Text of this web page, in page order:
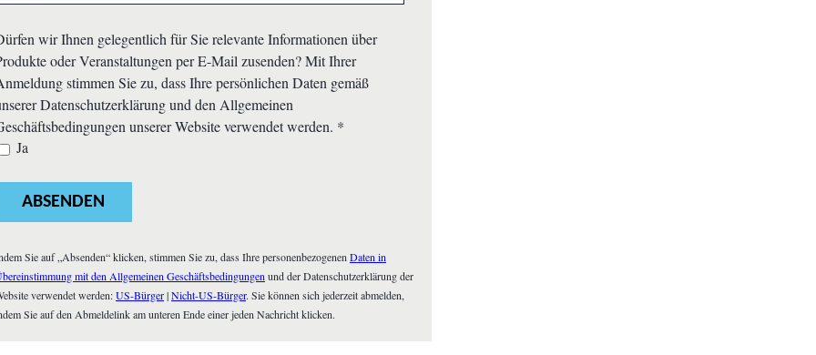
wir Ihnen gelegentlich für Sie relevante Informationen über
oder Veranstaltungen per E-Mail zusenden? Mit Ihrer
stimmen Sie zu, dass Ihre persönlichen Daten gemäß
Datenschutzerklärung und den Allgemeinen
unserer Website verwendet werden. *
Ja
ABSENDEN
Sie auf „Absenden“ klicken, stimmen Sie zu, dass Ihre personenbezogenen Daten in
mit den Allgemeinen Geschäftsbedingungen und der Datenschutzerklärung der
verwendet werden:US-Bürger|Nicht-US-Bürger. Sie können sich jederzeit abmelden,
Sie auf den Abmeldelink am unteren Ende einer jeden Nachricht klicken.